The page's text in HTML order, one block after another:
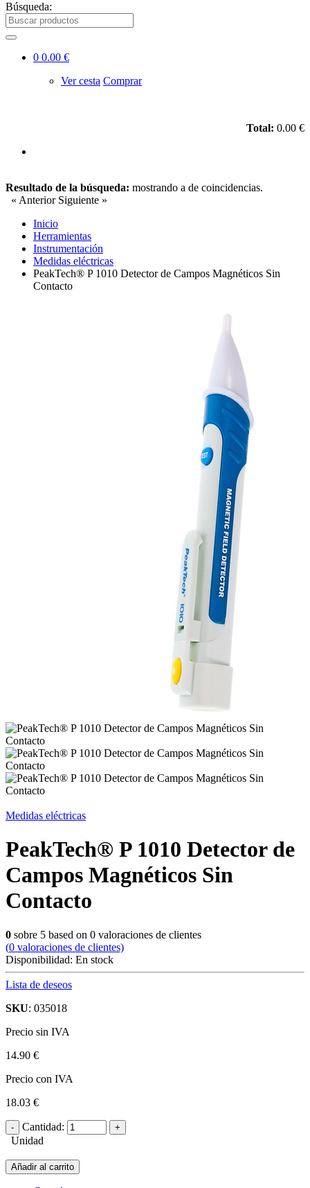
Búsqueda:
0 0.00 €
Ver cesta Comprar
Total: 0.00 €
Resultado de la búsqueda: mostrando a de coincidencias.
« Anterior Siguiente »
Inicio
Herramientas
Instrumentación
Medidas eléctricas
PeakTech® P 1010 Detector de Campos Magnéticos Sin
Contacto
Medidas eléctricas
PeakTech® P 1010 Detector de
Campos Magnéticos Sin
Contacto
0 sobre 5 based on 0 valoraciones de clientes
(0 valoraciones de clientes)
Disponibilidad: En stock
Lista de deseos
SKU: 035018
Precio sin IVA
14.90 €
Precio con IVA
18.03 €
Cantidad:
Unidad
Añadir al carrito